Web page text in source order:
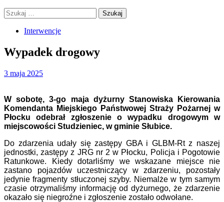
Szukaj:
Interwencje
Wypadek drogowy
3 maja 2025
W sobotę, 3-go maja dyżurny Stanowiska Kierowania
Komendanta Miejskiego Państwowej Straży Pożarnej w
Płocku odebrał zgłoszenie o wypadku drogowym w
miejscowości Studzieniec, w gminie Słubice.
Do zdarzenia udały się zastępy GBA i GLBM-Rt z naszej
jednostki, zastępy z JRG nr 2 w Płocku, Policja i Pogotowie
Ratunkowe. Kiedy dotarliśmy we wskazane miejsce nie
zastano pojazdów uczestniczący w zdarzeniu, pozostały
jedynie fragmenty stłuczonej szyby. Niemalże w tym samym
czasie otrzymaliśmy informację od dyżurnego, że zdarzenie
okazało się niegroźne i zgłoszenie zostało odwołane.